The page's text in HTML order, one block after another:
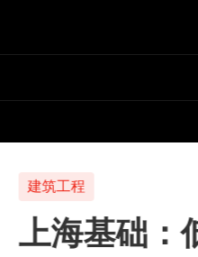
建筑工程
上海基础：